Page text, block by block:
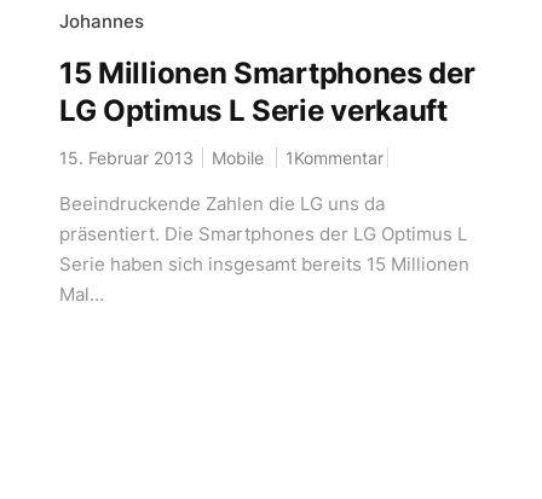
Johannes
15 Millionen Smartphones der
LG Optimus L Serie verkauft
15. Februar 2013 Mobile 1Kommentar
Beeindruckende Zahlen die LG uns da
präsentiert. Die Smartphones der LG Optimus L
Serie haben sich insgesamt bereits 15 Millionen
Mal...